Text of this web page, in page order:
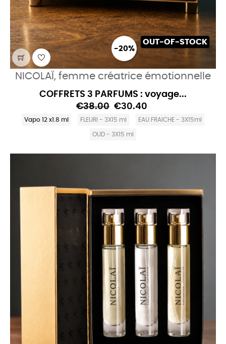
-20%
OUT-OF-STOCK
NICOLAÏ, femme créatrice émotionnelle
COFFRETS 3 PARFUMS : voyage...
€38.00 €30.40
Vapo 12 x1.8 ml FLEURI - 3X15 ml EAU FRAICHE - 3X15ml
OUD - 3X15 ml